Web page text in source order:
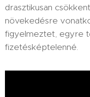
drasztikusan
növekedésre
figyelmeztet, egyre
fizetésképtelenné.